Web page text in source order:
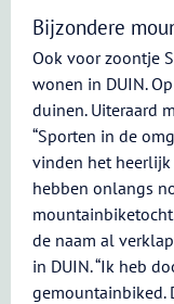
Bijzondere
Ook voor zoontje
wonen in DUIN.
duinen. Uiteraard
“Sporten in de
vinden het
hebben onlangs
de naam al
in DUIN. “Ik heb
gemountainbiked.